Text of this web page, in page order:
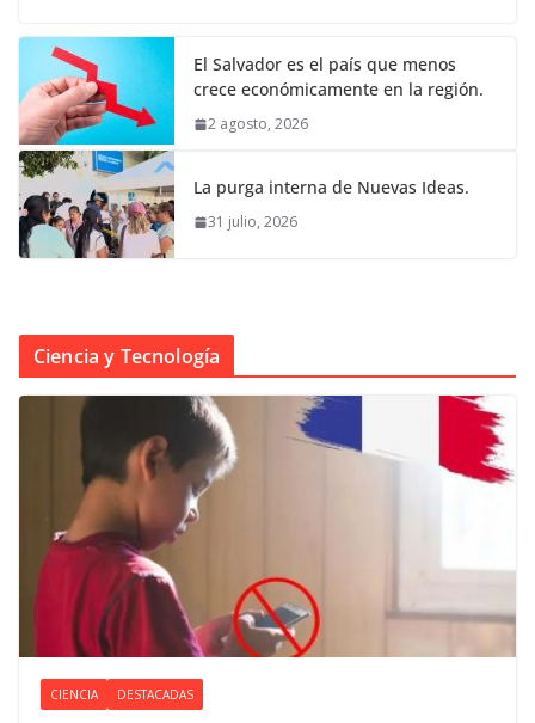
El Salvador es el país que menos
crece económicamente en la región.
2 agosto, 2026
La purga interna de Nuevas Ideas.
31 julio, 2026
Ciencia y Tecnología
CIENCIA DESTACADAS